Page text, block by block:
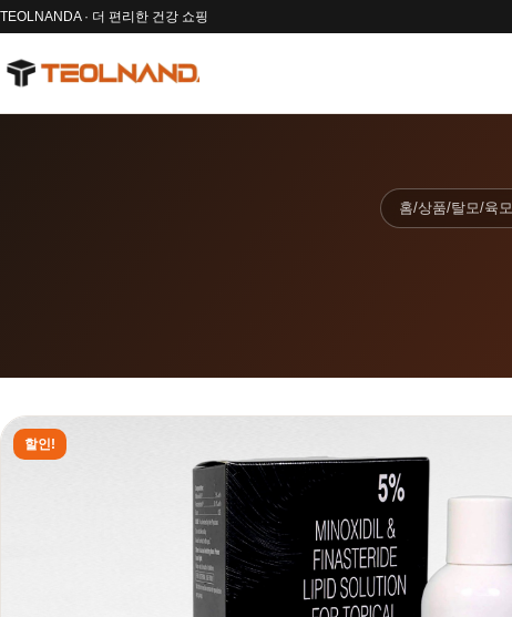
TEOLNANDA · 더 편리한 건강 쇼핑
홈/상품/탈모/육모
할인!